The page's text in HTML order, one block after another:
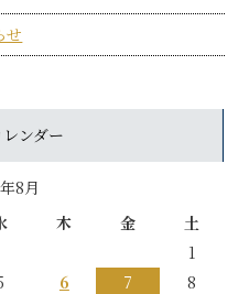
せ
ンダー
8月
木 金 土
1
6 7
8